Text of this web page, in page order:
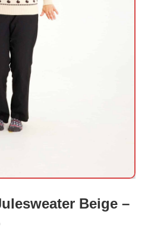
Beige –